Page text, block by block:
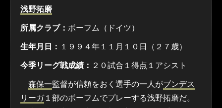
浅野拓磨
所属クラブ： ボーフム（ドイツ）
生年月日： １９９４年１１月１０日（２７歳）
今季リーグ戦成績： ２０試合１得点１アシスト
森保一監督が信頼をおく選手の一人がブンデス
リーガ１部のボーフムでプレーする浅野拓磨だ。